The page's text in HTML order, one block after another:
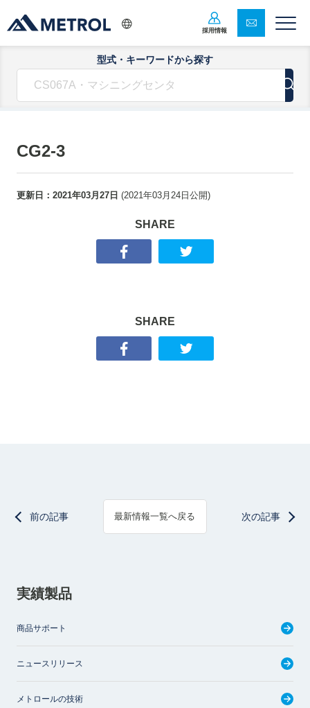
採用情報
型式・キーワードから探す
CG2-3
更新日： 2021年03月27日 (2021年03月24日 公開)
SHARE
SHARE
前の記事 最新情報一覧へ戻る 次の記事
実績製品
商品サポート
ニュースリリース
メトロールの技術